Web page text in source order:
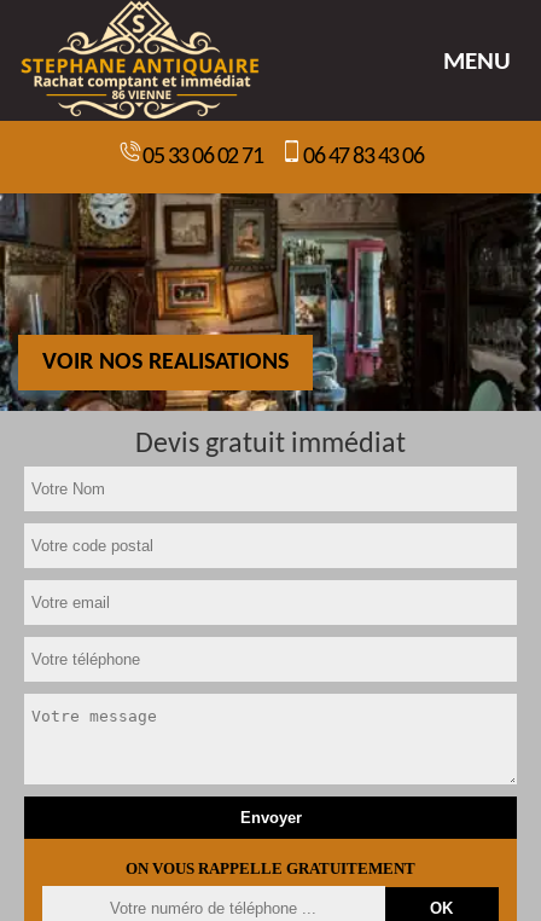
MENU
05 33 06 02 71 06 47 83 43 06
VOIR NOS REALISATIONS
Devis gratuit immédiat
ON VOUS RAPPELLE GRATUITEMENT